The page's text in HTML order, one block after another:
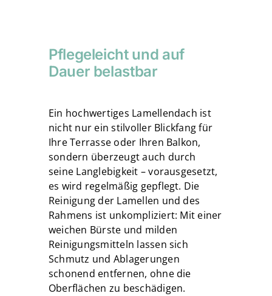
Pflegeleicht und auf
Dauer belastbar
Ein hochwertiges Lamellendach ist
nicht nur ein stilvoller Blickfang für
Ihre Terrasse oder Ihren Balkon,
sondern überzeugt auch durch
seine Langlebigkeit – vorausgesetzt,
es wird regelmäßig gepflegt. Die
Reinigung der Lamellen und des
Rahmens ist unkompliziert: Mit einer
weichen Bürste und milden
Reinigungsmitteln lassen sich
Schmutz und Ablagerungen
schonend entfernen, ohne die
Oberflächen zu beschädigen.